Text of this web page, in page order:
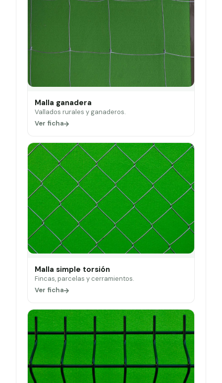
Malla ganadera
Vallados rurales y ganaderos.
Ver ficha
Malla simple torsión
Fincas, parcelas y cerramientos.
Ver ficha